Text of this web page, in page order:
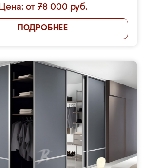
Цена: от 78 000 руб.
ПОДРОБНЕЕ